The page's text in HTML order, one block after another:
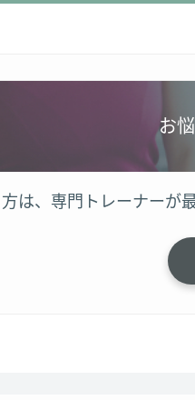
お
は、専門トレーナーが